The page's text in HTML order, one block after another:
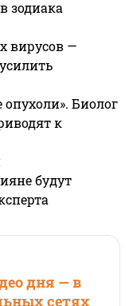
зодиака
вирусов —
Биолог
к
будут
дня — в
сетях